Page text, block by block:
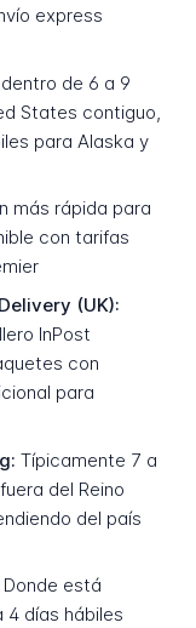
express
de 6 a 9
States contiguo,
para Alaska y
más rápida para
con tarifas
(UK):
InPost
con
para
Típicamente 7 a
del Reino
del país
Donde está
4 días hábiles